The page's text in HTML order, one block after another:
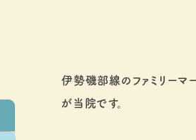
伊勢磯部線のファミリー
が当院です。